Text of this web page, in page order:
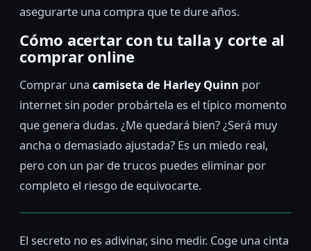
asegurarte una compra que te dure años.
Cómo acertar con tu talla y corte al
comprar online
Comprar una camiseta de Harley Quinn por
internet sin poder probártela es el típico momento
que genera dudas. ¿Me quedará bien? ¿Será muy
ancha o demasiado ajustada? Es un miedo real,
pero con un par de trucos puedes eliminar por
completo el riesgo de equivocarte.
El secreto no es adivinar, sino medir. Coge una cinta